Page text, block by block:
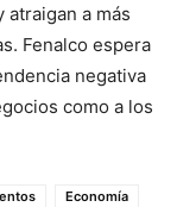
a más
Fenalco espera
negativa
como a los
Economía